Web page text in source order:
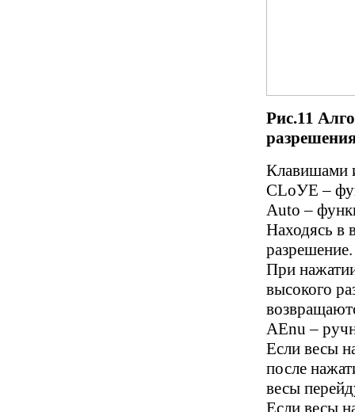
Рис.11
Клавишами
CLoУE –
Auto –
Находясь в
разрешение.
При
высокого
AEnu –
Если весы
после
весы
Если весы